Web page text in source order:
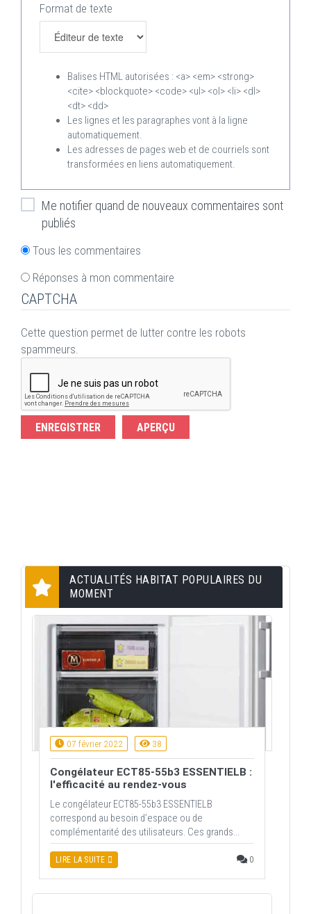
Format de texte
Balises HTML autorisées : <a> <em> <strong>
<cite> <blockquote> <code> <ul> <ol> <li> <dl>
<dt> <dd>
Les lignes et les paragraphes vont à la ligne
automatiquement.
Les adresses de pages web et de courriels sont
transformées en liens automatiquement.
Me notifier quand de nouveaux commentaires sont
publiés
Tous les commentaires
Réponses à mon commentaire
CAPTCHA
Cette question permet de lutter contre les robots
spammeurs.
ACTUALITÉS HABITAT POPULAIRES DU
MOMENT
07 février 2022 38
Congélateur ECT85-55b3 ESSENTIELB :
l'efficacité au rendez-vous
Le congélateur ECT85-55b3 ESSENTIELB
correspond au besoin d’espace ou de
complémentarité des utilisateurs. Ces grands...
LIRE LA SUITE 0